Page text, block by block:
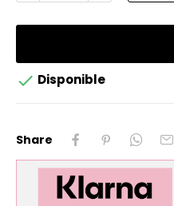
 Disponible
Share